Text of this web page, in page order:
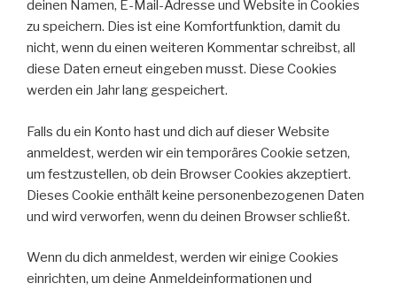
deinen Namen, E-Mail-Adresse und Website in Cookies
zu speichern. Dies ist eine Komfortfunktion, damit du
nicht, wenn du einen weiteren Kommentar schreibst, all
diese Daten erneut eingeben musst. Diese Cookies
werden ein Jahr lang gespeichert.
Falls du ein Konto hast und dich auf dieser Website
anmeldest, werden wir ein temporäres Cookie setzen,
um festzustellen, ob dein Browser Cookies akzeptiert.
Dieses Cookie enthält keine personenbezogenen Daten
und wird verworfen, wenn du deinen Browser schließt.
Wenn du dich anmeldest, werden wir einige Cookies
einrichten, um deine Anmeldeinformationen und